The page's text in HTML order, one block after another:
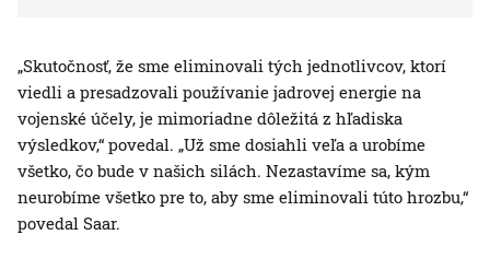
„Skutočnosť, že sme eliminovali tých jednotlivcov, ktorí
viedli a presadzovali používanie jadrovej energie na
vojenské účely, je mimoriadne dôležitá z hľadiska
výsledkov,“ povedal. „Už sme dosiahli veľa a urobíme
všetko, čo bude v našich silách. Nezastavíme sa, kým
neurobíme všetko pre to, aby sme eliminovali túto hrozbu,“
povedal Saar.